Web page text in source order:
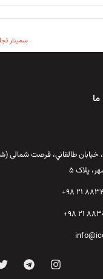
سمینار
خيابان طالقاني،‌ فرصت
پلاک ۵
۲۱ ۹۸+
۲۱ ۹۸+